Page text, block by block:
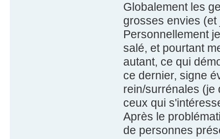
Globalement les
grosses envies (et
Personnellement
salé, et pourtant
autant, ce qui
ce dernier, signe
rein/surrénales (je
ceux qui
Après le
de personnes